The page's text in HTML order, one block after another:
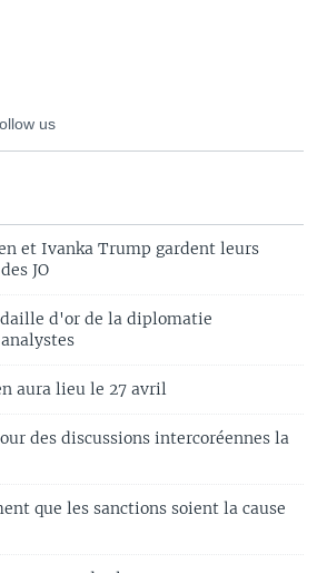
us
et Ivanka Trump gardent leurs
JO
d'or de la diplomatie
aura lieu le 27 avril
des discussions intercoréennes la
que les sanctions soient la cause